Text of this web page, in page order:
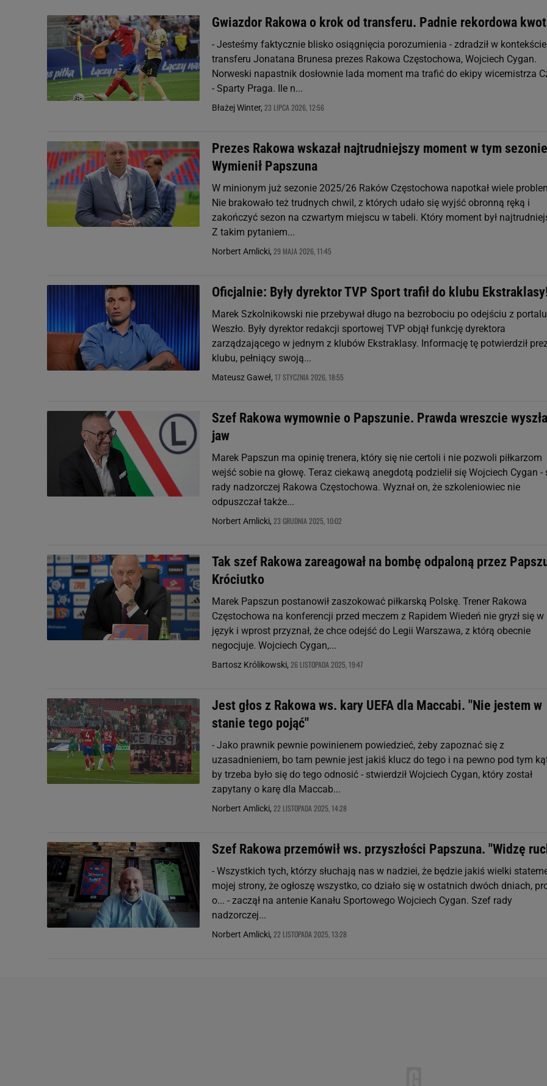
Gwiazdor Rakowa o krok od transferu. Padnie rekordowa
- Jesteśmy faktycznie blisko osiągnięcia porozumienia - zdradził w kontekście
transferu Jonatana Brunesa prezes Rakowa Częstochowa, Wojciech Cygan.
Norweski napastnik dosłownie lada moment ma trafić do ekipy wicemistrza
- Sparty Praga. Ile n...
Błażej Winter, 23 LIPCA 2026, 12:56
Prezes Rakowa wskazał najtrudniejszy moment w tym
Wymienił Papszuna
W minionym już sezonie 2025/26 Raków Częstochowa napotkał wiele
Nie brakowało też trudnych chwil, z których udało się wyjść obronną ręką i
zakończyć sezon na czwartym miejscu w tabeli. Który moment był
Z takim pytaniem...
Norbert Amlicki, 29 MAJA 2026, 11:45
Oficjalnie: Były dyrektor TVP Sport trafił do klubu
Marek Szkolnikowski nie przebywał długo na bezrobociu po odejściu z portalu
Weszło. Były dyrektor redakcji sportowej TVP objął funkcję dyrektora
zarządzającego w jednym z klubów Ekstraklasy. Informację tę potwierdził
klubu, pełniący swoją...
Mateusz Gaweł, 17 STYCZNIA 2026, 18:55
Szef Rakowa wymownie o Papszunie. Prawda wreszcie
jaw
Marek Papszun ma opinię trenera, który się nie certoli i nie pozwoli piłkarzom
wejść sobie na głowę. Teraz ciekawą anegdotą podzielił się Wojciech Cygan -
rady nadzorczej Rakowa Częstochowa. Wyznał on, że szkoleniowiec nie
odpuszczał także...
Norbert Amlicki, 23 GRUDNIA 2025, 10:02
Tak szef Rakowa zareagował na bombę odpaloną przez
Króciutko
Marek Papszun postanowił zaszokować piłkarską Polskę. Trener Rakowa
Częstochowa na konferencji przed meczem z Rapidem Wiedeń nie gryzł się w
język i wprost przyznał, że chce odejść do Legii Warszawa, z którą obecnie
negocjuje. Wojciech Cygan,...
Bartosz Królikowski, 26 LISTOPADA 2025, 19:47
Jest głos z Rakowa ws. kary UEFA dla Maccabi. "Nie jestem w
stanie tego pojąć"
- Jako prawnik pewnie powinienem powiedzieć, żeby zapoznać się z
uzasadnieniem, bo tam pewnie jest jakiś klucz do tego i na pewno pod tym
by trzeba było się do tego odnosić - stwierdził Wojciech Cygan, który został
zapytany o karę dla Maccab...
Norbert Amlicki, 22 LISTOPADA 2025, 14:28
Szef Rakowa przemówił ws. przyszłości Papszuna. "Widzę
- Wszystkich tych, którzy słuchają nas w nadziei, że będzie jakiś wielki
mojej strony, że ogłoszę wszystko, co działo się w ostatnich dwóch dniach,
o... - zaczął na antenie Kanału Sportowego Wojciech Cygan. Szef rady
nadzorczej...
Norbert Amlicki, 22 LISTOPADA 2025, 13:28